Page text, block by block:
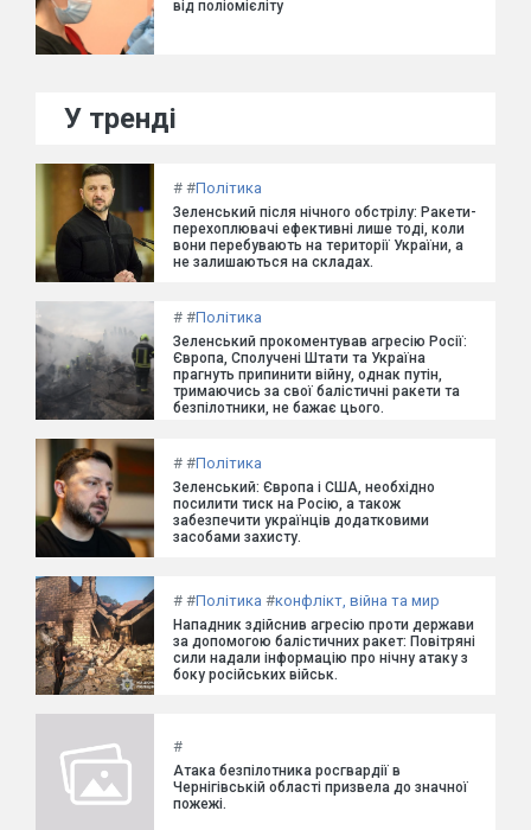
від поліомієліту
У тренді
# #Політика
Зеленський після нічного обстрілу: Ракети-
перехоплювачі ефективні лише тоді, коли
вони перебувають на території України, а
не залишаються на складах.
# #Політика
Зеленський прокоментував агресію Росії:
Європа, Сполучені Штати та Україна
прагнуть припинити війну, однак путін,
тримаючись за свої балістичні ракети та
безпілотники, не бажає цього.
# #Політика
Зеленський: Європа і США, необхідно
посилити тиск на Росію, а також
забезпечити українців додатковими
засобами захисту.
# #Політика #конфлікт, війна та мир
Нападник здійснив агресію проти держави
за допомогою балістичних ракет: Повітряні
сили надали інформацію про нічну атаку з
боку російських військ.
#
Атака безпілотника росгвардії в
Чернігівській області призвела до значної
пожежі.